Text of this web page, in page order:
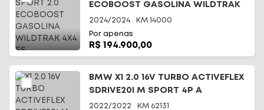
ECOBOOST GASOLINA WILDTRAK
4X4 SE
2024/2024 KM 14000
Por apenas
R$ 194.900,00
BMW X1 2.0 16V TURBO ACTIVEFLEX
SDRIVE20I M SPORT 4P A
2022/2022 KM 62131